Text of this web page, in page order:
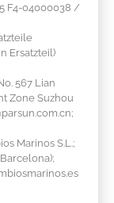
F4-04000038 /
Ersatzteil)
567 Lian
Zone Suzhou
Marinos S.L.;